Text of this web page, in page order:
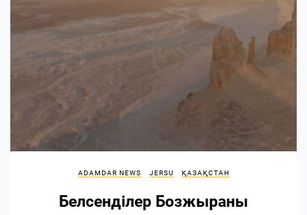
ADAMDAR NEWS JERSU ҚАЗАҚСТАН
Белсенділер Бозжыраны